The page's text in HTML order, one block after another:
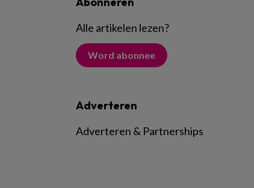
Alle artikelen lezen?
Word abonnee
Adverteren
Adverteren & Partnerships